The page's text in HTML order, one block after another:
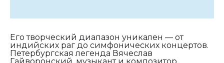
Его творческий диапазон уникален — от
индийских раг до симфонических концертов.
Петербургская легенда Вячеслав
Гайворонский, музыкант и композитор,